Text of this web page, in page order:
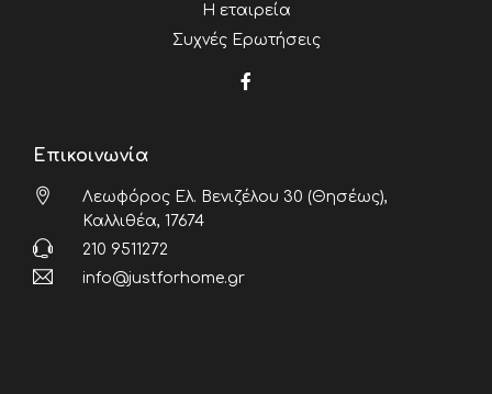
Η εταιρεία
Συχνές Ερωτήσεις
Επικοινωνία
Λεωφόρος Ελ. Βενιζέλου 30 (Θησέως),
Καλλιθέα, 17674
210 9511272
info@justforhome.gr